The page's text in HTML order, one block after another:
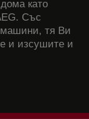
като
Със
машини, тя Ви
и изсушите и